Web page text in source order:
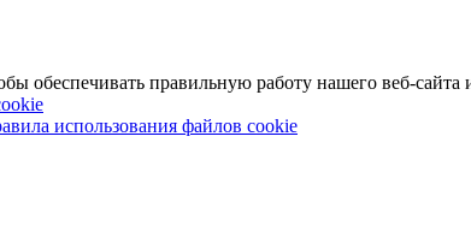
обеспечивать правильную работу нашего веб-сайта
использования файлов cookie